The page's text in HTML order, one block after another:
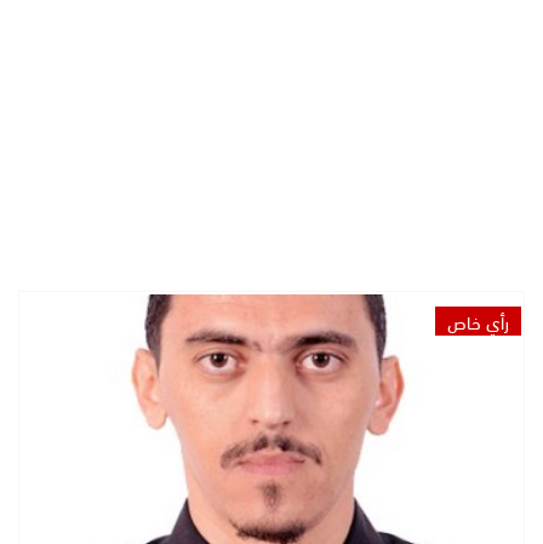
رأي خاص